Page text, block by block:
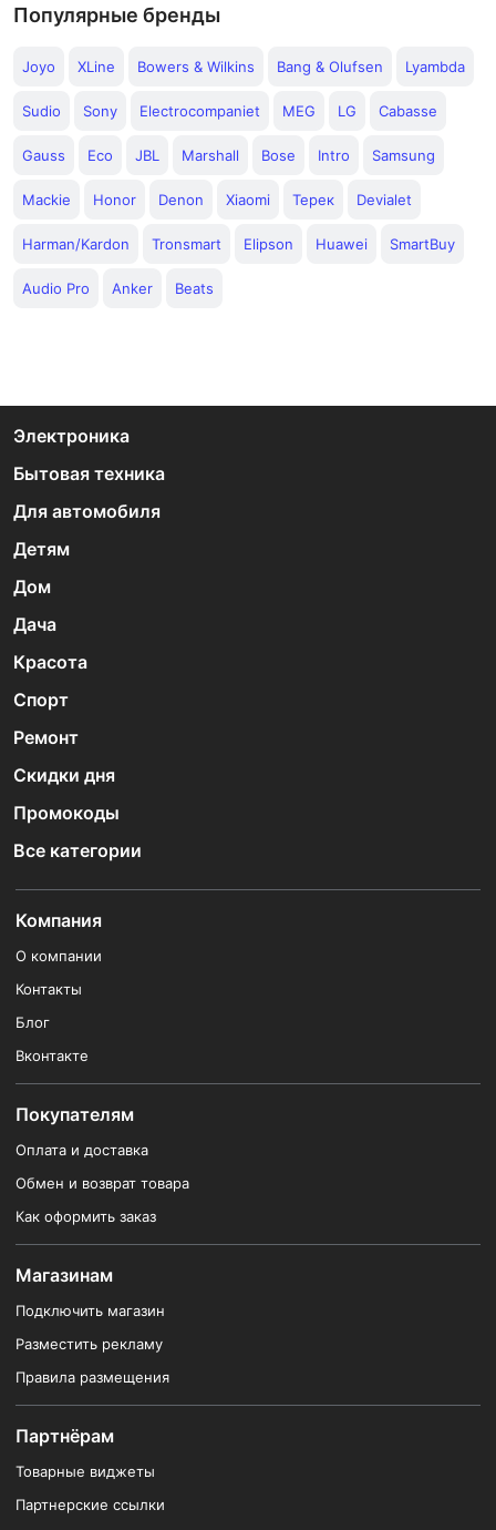
Популярные бренды
Joyo XLine Bowers & Wilkins Bang & Olufsen Lyambda
Sudio Sony Electrocompaniet MEG LG Cabasse
Gauss Eco JBL Marshall Bose Intro Samsung
Mackie Honor Denon Xiaomi Терек Devialet
Harman/Kardon Tronsmart Elipson Huawei SmartBuy
Audio Pro Anker Beats
Электроника
Бытовая техника
Для автомобиля
Детям
Дом
Дача
Красота
Спорт
Ремонт
Скидки дня
Промокоды
Все категории
Компания
О компании
Контакты
Блог
Вконтакте
Покупателям
Оплата и доставка
Обмен и возврат товара
Как оформить заказ
Магазинам
Подключить магазин
Разместить рекламу
Правила размещения
Партнёрам
Товарные виджеты
Партнерские ссылки